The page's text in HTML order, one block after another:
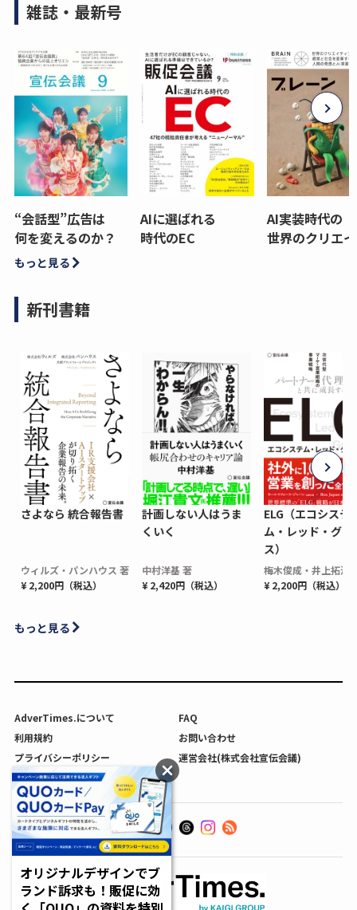
雑誌・最新号
“会話型”広告は
何を変えるのか？
AIに選ばれる
時代のEC
AI実装時代の
世界のクリエ
もっと見る
新刊書籍
さよなら 統合報告書
ウィルズ・パンハウス 著
¥ 2,200円（税込）
計画しない人はうま
くいく
中村洋基 著
¥ 2,420円（税込）
ELG（エコシステ
ム・レッド・グロ
ス）
梅木俊成・井上拓海
¥ 2,200円（税込）
もっと見る
AdverTimes.について
FAQ
利用規約
お問い合わせ
プライバシーポリシー
運営会社(株式会社宣伝会議)
利用者情報の外部送信について
オリジナルデザインでブ
ランド訴求も！販促に効